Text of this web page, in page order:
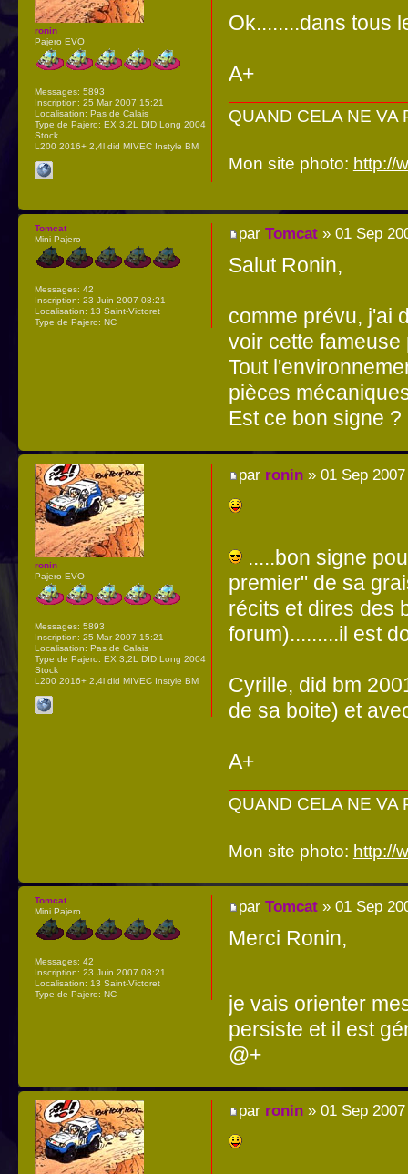
Ok........dans tous
A+
QUAND CELA NE VA
Mon site photo: http://
ronin
Pajero EVO
Messages: 5893
Inscription: 25 Mar 2007 15:21
Localisation: Pas de Calais
Type de Pajero: EX 3,2L DID Long 2004
Stock
L200 2016+ 2,4l did MIVEC Instyle BM
par Tomcat» 01 Sep
Salut Ronin,
comme prévu, j'ai
voir cette
Tout
pièces
Est ce bon signe ?
Tomcat
Mini Pajero
Messages: 42
Inscription: 23 Juin 2007 08:21
Localisation: 13 Saint-Victoret
Type de Pajero: NC
par ronin» 01 Sep 2007
.....bon signe
premier" de sa
récits et dires des
forum).........il est
Cyrille, did bm
de sa boite) et
A+
QUAND CELA NE VA
Mon site photo: http://
ronin
Pajero EVO
Messages: 5893
Inscription: 25 Mar 2007 15:21
Localisation: Pas de Calais
Type de Pajero: EX 3,2L DID Long 2004
Stock
L200 2016+ 2,4l did MIVEC Instyle BM
par Tomcat» 01 Sep
Merci Ronin,
je vais orienter
persiste et il est
@+
Tomcat
Mini Pajero
Messages: 42
Inscription: 23 Juin 2007 08:21
Localisation: 13 Saint-Victoret
Type de Pajero: NC
par ronin» 01 Sep 2007